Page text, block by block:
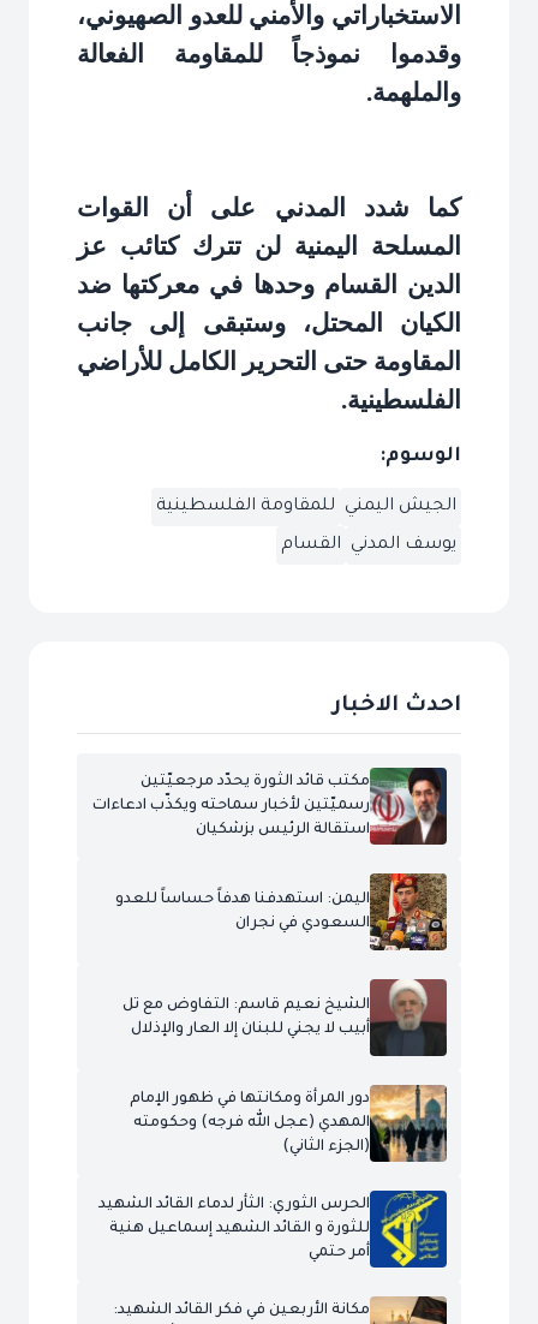
الاستخباراتي والأمني للعدو الصهيوني،
وقدموا نموذجاً للمقاومة الفعالة
والملهمة.
كما شدد المدني على أن القوات
المسلحة اليمنية لن تترك كتائب عز
الدين القسام وحدها في معركتها ضد
الكيان المحتل، وستبقى إلى جانب
المقاومة حتى التحرير الكامل للأراضي
الفلسطينية.
الوسوم:
الجيش اليمني
للمقاومة الفلسطينية
يوسف المدني
القسام
احدث الاخبار
مكتب قائد الثورة يحدّد مرجعيّتين
رسميّتين لأخبار سماحته ويكذّب ادعاءات
استقالة الرئيس بزشكيان
اليمن: استهدفنا هدفاً حساساً للعدو
السعودي في نجران
الشيخ نعيم قاسم: التفاوض مع تل
أبيب لا يجني للبنان إلا العار والإذلال
دور المرأة ومكانتها في ظهور الإمام
المهدي (عجل الله فرجه) وحكومته
(الجزء الثاني)
الحرس الثوري: الثأر لدماء القائد الشهيد
للثورة و القائد الشهيد إسماعيل هنية
أمر حتمي
مكانة الأربعين في فكر القائد الشهيد: